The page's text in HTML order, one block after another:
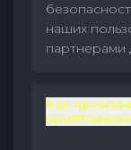
наших
партнерами
Как